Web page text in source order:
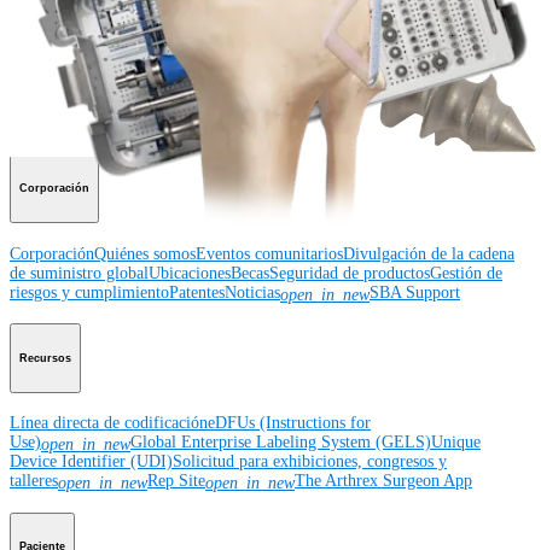
Educación médica
Educación médicaDescripción de cursos Calendario de cursosArthroLab™ -
UbicacionesNuestro departamento de educación médicaOrthoPedia
Corporación
CorporaciónQuiénes somosEventos comunitariosDivulgación de la cadena
de suministro globalUbicacionesBecasSeguridad de productosGestión de
riesgos y cumplimientoPatentesNoticiasopen_in_newSBA Support
Recursos
Línea directa de codificacióneDFUs (Instructions for
Use)open_in_newGlobal Enterprise Labeling System (GELS)Unique
Device Identifier (UDI)Solicitud para exhibiciones, congresos y
talleresopen_in_newRep Siteopen_in_newThe Arthrex Surgeon App
Paciente